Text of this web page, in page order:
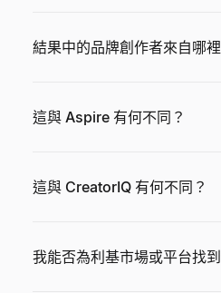
結果中的品牌創作者來自哪裡
這與 Aspire 有何不同？
這與 CreatorIQ 有何不同？
我能否為利基市場或平台找